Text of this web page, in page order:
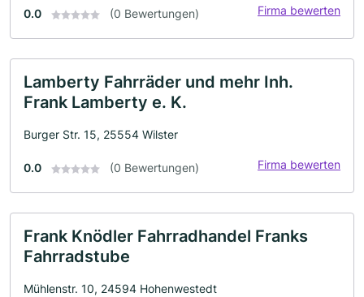
0.0 (0 Bewertungen) Firma bewerten
Lamberty Fahrräder und mehr Inh.
Frank Lamberty e. K.
Burger Str. 15, 25554 Wilster
0.0 (0 Bewertungen) Firma bewerten
Frank Knödler Fahrradhandel Franks
Fahrradstube
Mühlenstr. 10, 24594 Hohenwestedt